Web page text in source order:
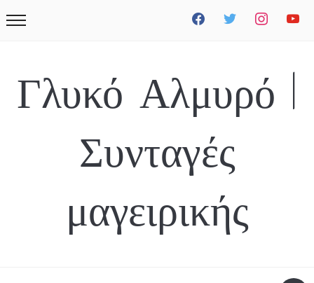
facebook twitter instagramyoutube
Γλυκό Αλμυρό |
Συνταγές
μαγειρικής